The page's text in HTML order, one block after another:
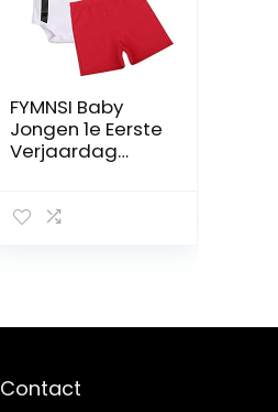
FYMNSI Baby
Jongen 1e Eerste
Verjaardag
Mouw Strikje
Bruiloft Pak
Contact